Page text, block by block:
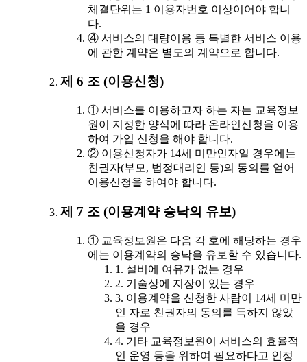
체결단위는 1 이용자번호 이상이어야 합니
다.
④ 서비스의 대량이용 등 특별한 서비스 이용
에 관한 계약은 별도의 계약으로 합니다.
제 6 조 (이용신청)
① 서비스를 이용하고자 하는 자는 교육정보
원이 지정한 양식에 따라 온라인신청을 이용
하여 가입 신청을 해야 합니다.
② 이용신청자가 14세 미만인자일 경우에는
친권자(부모, 법정대리인 등)의 동의를 얻어
이용신청을 하여야 합니다.
제 7 조 (이용계약 승낙의 유보)
① 교육정보원은 다음 각 호에 해당하는 경우
에는 이용계약의 승낙을 유보할 수 있습니다.
1. 설비에 여유가 없는 경우
2. 기술상에 지장이 있는 경우
3. 이용계약을 신청한 사람이 14세 미만
인 자로 친권자의 동의를 득하지 않았
을 경우
4. 기타 교육정보원이 서비스의 효율적
인 운영 등을 위하여 필요하다고 인정